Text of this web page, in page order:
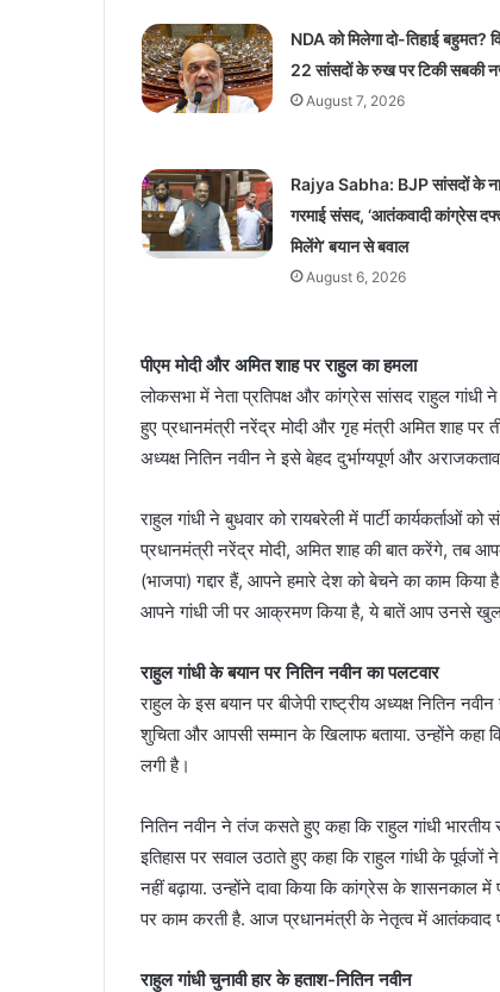
NDA को मिलेगा दो-तिहाई बहुमत?
22 सांसदों के रुख पर टिकी सबकी
August 7, 2026
Rajya Sabha: BJP सांसदों के
गरमाई संसद, ‘आतंकवादी कांग्रेस
मिलेंगे’ बयान से बवाल
August 6, 2026
पीएम मोदी और अमित शाह पर राहुल का हमला
लोकसभा में नेता प्रतिपक्ष और कांग्रेस सांसद राहुल गांधी
हुए प्रधानमंत्री नरेंद्र मोदी और गृह मंत्री अमित शाह पर
अध्यक्ष नितिन नवीन ने इसे बेहद दुर्भाग्यपूर्ण और
राहुल गांधी ने बुधवार को रायबरेली में पार्टी
प्रधानमंत्री नरेंद्र मोदी, अमित शाह की बात करेंगे, तब
(भाजपा) गद्दार हैं, आपने हमारे देश को बेचने का काम
आपने गांधी जी पर आक्रमण किया है, ये बातें आप उनसे
राहुल गांधी के बयान पर नितिन नवीन का पलटवार
राहुल के इस बयान पर बीजेपी राष्ट्रीय अध्यक्ष नितिन
शुचिता और आपसी सम्मान के खिलाफ बताया. उन्होंने कहा
लगी है।
नितिन नवीन ने तंज कसते हुए कहा कि राहुल गांधी
इतिहास पर सवाल उठाते हुए कहा कि राहुल गांधी के
नहीं बढ़ाया. उन्होंने दावा किया कि कांग्रेस के शासनकाल में
पर काम करती है. आज प्रधानमंत्री के नेतृत्व में आतंकवाद
राहुल गांधी चुनावी हार के हताश-नितिन नवीन